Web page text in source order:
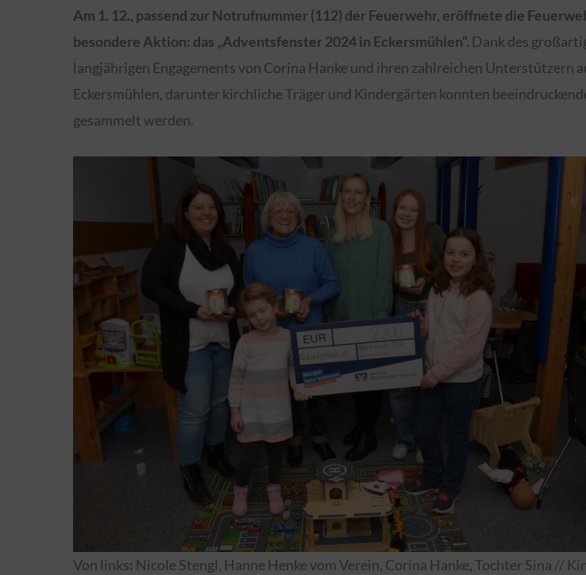
Am 1. 12., passend zur Notrufnummer (112) der Feuerwehr, eröffnete die
besondere Aktion: das „Adventsfenster 2024 in Eckersmühlen“. Dank des
langjährigen Engagements von Corina Hanke und ihren zahlreichen Unterstützern
Eckersmühlen, darunter kirchliche Träger und Kindergärten konnten
gesammelt werden.
Von links: Nicole Stengl, Hanne Henke vom Verein, Corina Hanke, Tochter Sina //